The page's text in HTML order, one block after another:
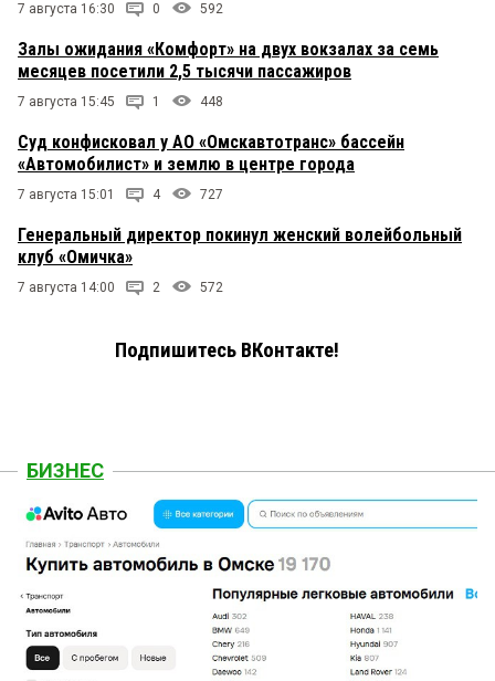
7 августа 16:30 0 592
Залы ожидания «Комфорт» на двух вокзалах за семь
месяцев посетили 2,5 тысячи пассажиров
7 августа 15:45 1 448
Суд конфисковал у АО «Омскавтотранс» бассейн
«Автомобилист» и землю в центре города
7 августа 15:01 4 727
Генеральный директор покинул женский волейбольный
клуб «Омичка»
7 августа 14:00 2 572
Подпишитесь ВКонтакте!
БИЗНЕС